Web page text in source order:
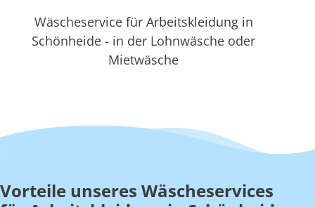
Wäscheservice für Arbeitskleidung in
Schönheide - in der Lohnwäsche oder
Mietwäsche
Vorteile unseres Wäscheservices